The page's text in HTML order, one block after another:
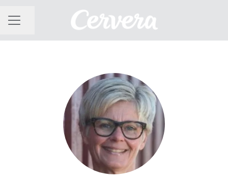
KARRIÄRMENY
Dela sidan